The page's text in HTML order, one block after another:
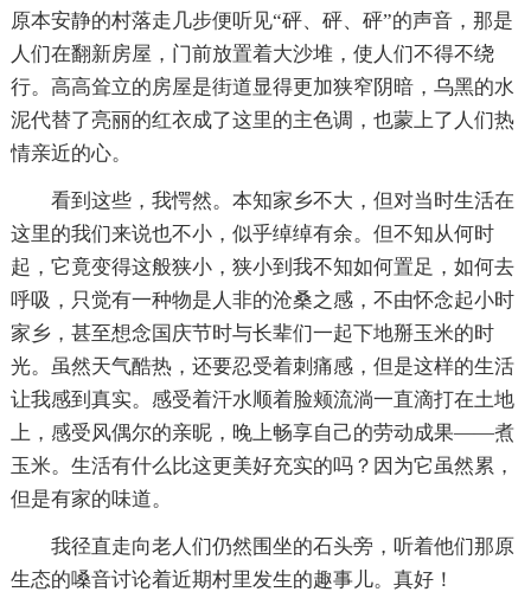
原本安静的村落走几步便听见“砰、砰、砰”的声音，那是
人们在翻新房屋，门前放置着大沙堆，使人们不得不绕
行。高高耸立的房屋是街道显得更加狭窄阴暗，乌黑的水
泥代替了亮丽的红衣成了这里的主色调，也蒙上了人们热
情亲近的心。
看到这些，我愕然。本知家乡不大，但对当时生活在
这里的我们来说也不小，似乎绰绰有余。但不知从何时
起，它竟变得这般狭小，狭小到我不知如何置足，如何去
呼吸，只觉有一种物是人非的沧桑之感，不由怀念起小时
家乡，甚至想念国庆节时与长辈们一起下地掰玉米的时
光。虽然天气酷热，还要忍受着刺痛感，但是这样的生活
让我感到真实。感受着汗水顺着脸颊流淌一直滴打在土地
上，感受风偶尔的亲昵，晚上畅享自己的劳动成果——煮
玉米。生活有什么比这更美好充实的吗？因为它虽然累，
但是有家的味道。
我径直走向老人们仍然围坐的石头旁，听着他们那原
生态的嗓音讨论着近期村里发生的趣事儿。真好！